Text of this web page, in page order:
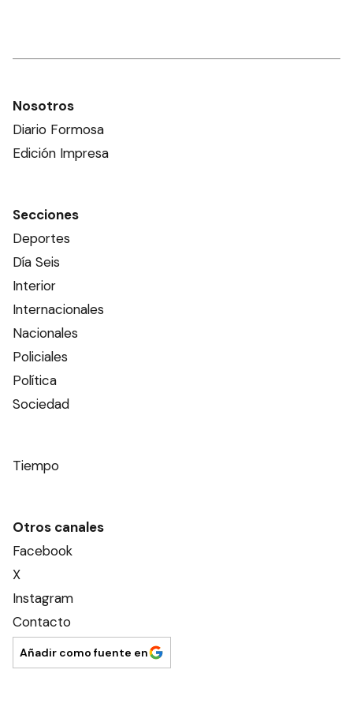
Nosotros
Diario Formosa
Edición Impresa
Secciones
Deportes
Día Seis
Interior
Internacionales
Nacionales
Policiales
Política
Sociedad
Tiempo
Otros canales
Facebook
X
Instagram
Contacto
Añadir como fuente en